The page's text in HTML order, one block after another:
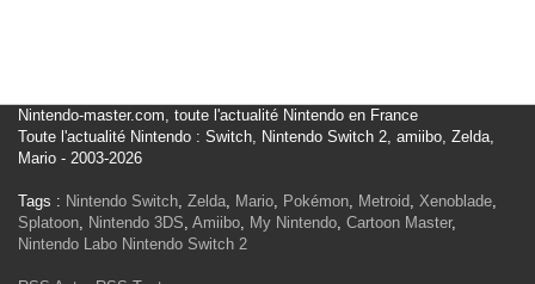
Nintendo-master.com, toute l'actualité Nintendo en France
Toute l'actualité Nintendo : Switch, Nintendo Switch 2, amiibo, Zelda,
Mario - 2003-2026
Tags : Nintendo Switch, Zelda, Mario, Pokémon, Metroid, Xenoblade,
Splatoon, Nintendo 3DS, Amiibo, My Nintendo, Cartoon Master,
Nintendo Labo Nintendo Switch 2